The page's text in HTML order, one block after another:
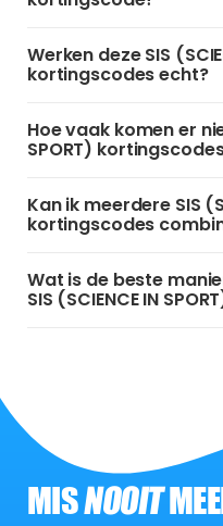
Werken deze SIS
kortingscodes echt?
Hoe vaak komen er
SPORT)
Kan ik meerdere SIS
kortingscodes
Wat is de beste
SIS (SCIENCE IN
MISNOOIT